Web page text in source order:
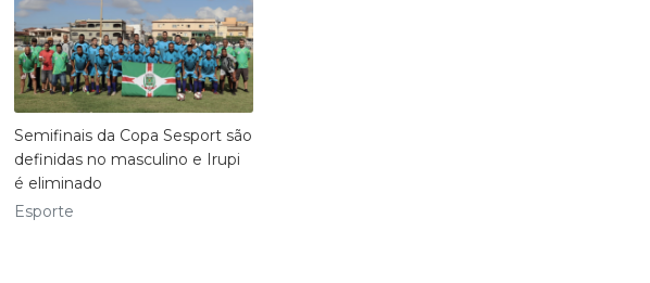
Semifinais da Copa Sesport são
definidas no masculino e Irupi
é eliminado
Esporte